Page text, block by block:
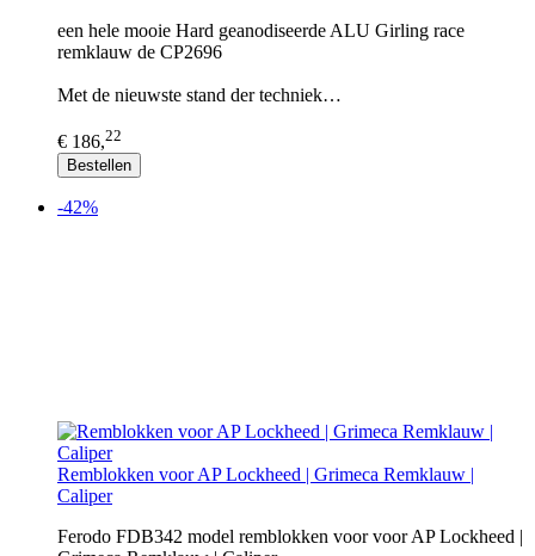
een hele mooie Hard geanodiseerde ALU Girling race
remklauw de CP2696
Met de nieuwste stand der techniek…
€ 186,22
Bestellen
-42%
Remblokken voor AP Lockheed | Grimeca Remklauw |
Caliper
Ferodo FDB342 model remblokken voor voor AP Lockheed |